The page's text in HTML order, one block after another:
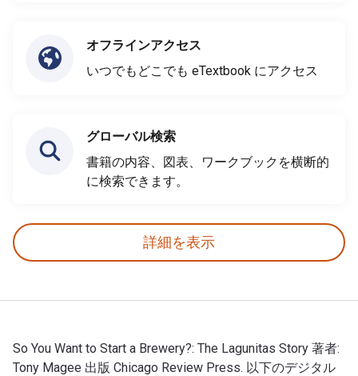
オフラインアクセス
いつでもどこでも eTextbook にアクセス
グローバル検索
書籍の内容、図表、ワークブックを横断的
に検索できます。
詳細を表示
So You Want to Start a Brewery?: The Lagunitas Story 著者:
Tony Magee 出版 Chicago Review Press. 以下のデジタル